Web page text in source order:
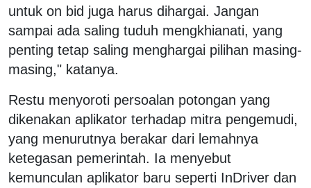
untuk on bid juga harus dihargai. Jangan
sampai ada saling tuduh mengkhianati, yang
penting tetap saling menghargai pilihan masing-
masing," katanya.
Restu menyoroti persoalan potongan yang
dikenakan aplikator terhadap mitra pengemudi,
yang menurutnya berakar dari lemahnya
ketegasan pemerintah. Ia menyebut
kemunculan aplikator baru seperti InDriver dan